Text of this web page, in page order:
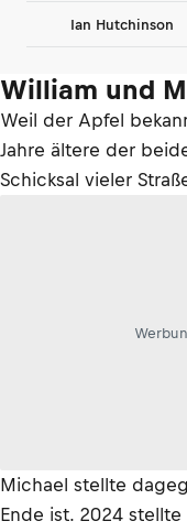
IH
Ian Hutchinson
William und
Weil der Apfel
Jahre ältere der
Schicksal vieler
Michael stellte
Ende ist. 2024